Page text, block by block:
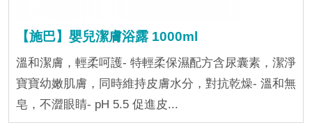
【施巴】嬰兒潔膚浴露 1000ml
溫和潔膚，輕柔呵護- 特輕柔保濕配方含尿囊素，潔淨
寶寶幼嫩肌膚，同時維持皮膚水分，對抗乾燥- 溫和無
皂，不澀眼睛- pH 5.5 促進皮...